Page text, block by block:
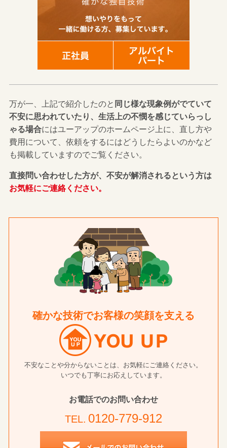
万が一、上記で紹介したのと 同じ様な現象例がでていて
不安に思われていたり、生活上の不憫を感じていらっし
ゃる場合にはユーアップのホームページ上に、直し方や
費用について、依頼をするにはどうしたらよいのかなど
も掲載していますのでご覧ください。
直接問い合わせした方が、不安が解消されるという方は
お気軽にご連絡ください。
確かな技術でお客様の笑顔を支える
不安なことや分からないことは、お気軽にご連絡ください。
いつでも丁寧にお応えしています。
お電話でのお問い合わせ
TEL. 0120-779-912